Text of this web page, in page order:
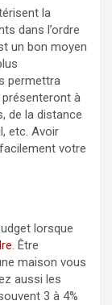
la
dans l’ordre
un bon moyen
permettra
à
de la distance
etc. Avoir
votre
lorsque
. Être
maison vous
aussi les
3 à 4%